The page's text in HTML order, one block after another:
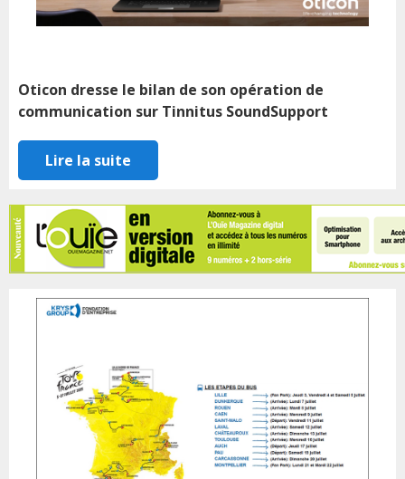
Oticon dresse le bilan de son opération de
communication sur Tinnitus SoundSupport
Lire la suite